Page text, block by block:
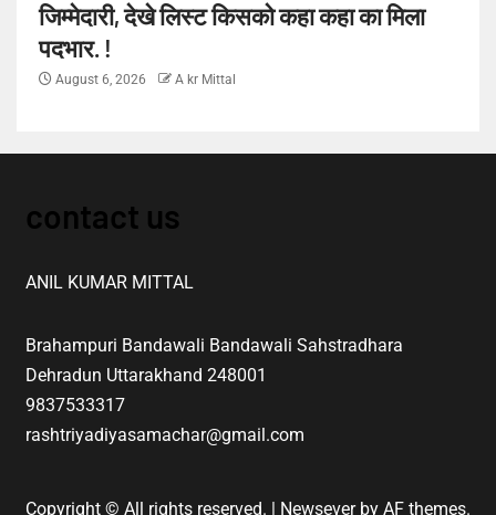
जिम्मेदारी, देखे लिस्ट किसको कहा कहा का मिला
पदभार. !
August 6, 2026 A kr Mittal
contact us
ANIL KUMAR MITTAL
Brahampuri Bandawali Bandawali Sahstradhara
Dehradun Uttarakhand 248001
9837533317
rashtriyadiyasamachar@gmail.com
Copyright © All rights reserved. Newseverby AF themes.